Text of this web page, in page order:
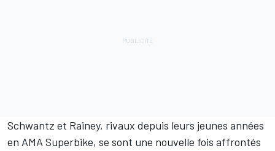
Schwantz et Rainey, rivaux depuis leurs jeunes années
en AMA Superbike, se sont une nouvelle fois affrontés